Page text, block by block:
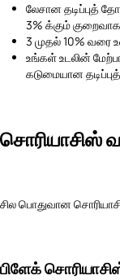
லேசான தடிப்புத்
3% க்கும்
3 முதல் 10% வரை
உங்கள் உடலின்
கடுமையான
சில பொதுவான
பிளேக்